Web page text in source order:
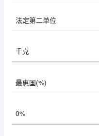
法定第二单位
千克
最惠国(%)
0%